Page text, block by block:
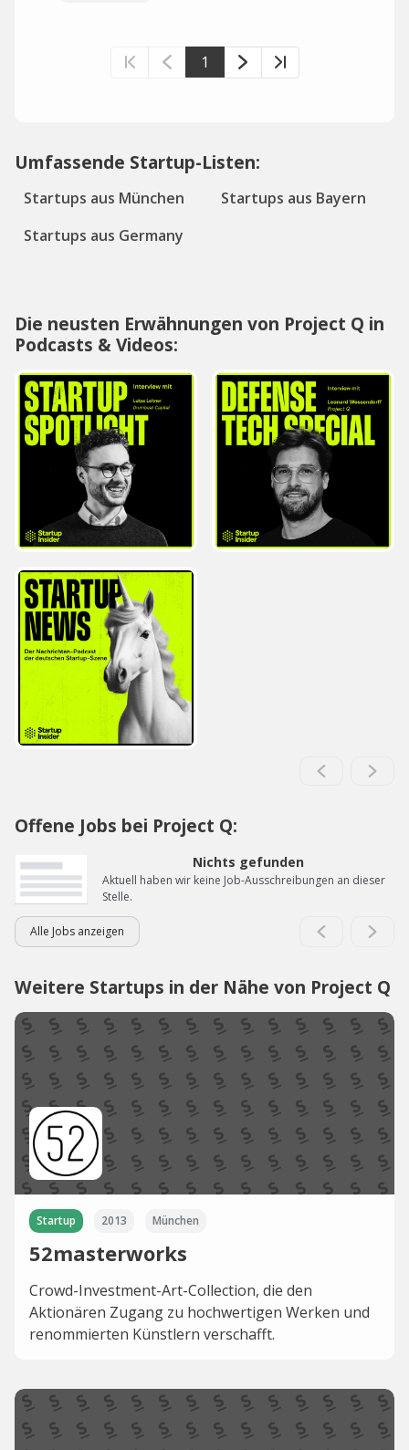
1
Umfassende Startup-Listen:
Startups aus München
Startups aus Bayern
Startups aus Germany
Die neusten Erwähnungen von Project Q in
Podcasts & Videos:
Offene Jobs bei Project Q:
Nichts gefunden
Aktuell haben wir keine Job-Ausschreibungen an dieser
Stelle.
Alle Jobs anzeigen
Weitere Startups in der Nähe von Project Q
Startup 2013 München
52masterworks
Crowd-Investment-Art-Collection, die den
Aktionären Zugang zu hochwertigen Werken und
renommierten Künstlern verschafft.